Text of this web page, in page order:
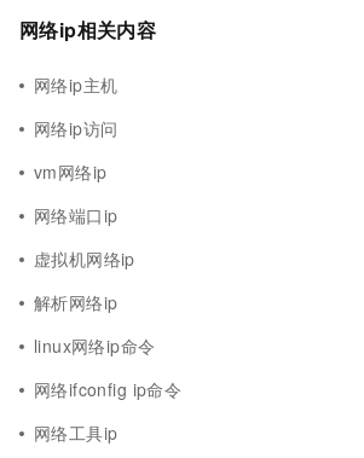
网络ip相关内容
网络ip主机
网络ip访问
vm网络ip
网络端口ip
虚拟机网络ip
解析网络ip
linux网络ip命令
网络ifconfig ip命令
网络工具ip